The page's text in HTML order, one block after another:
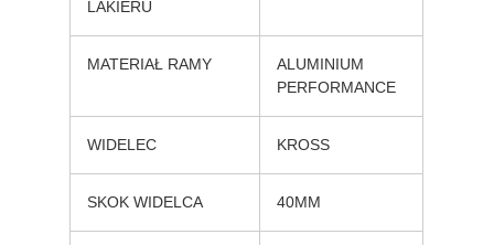
LAKIERU
MATERIAŁ RAMY
ALUMINIUM
PERFORMANCE
WIDELEC KROSS
SKOK WIDELCA 40MM